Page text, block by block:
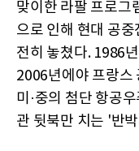
맞이한 라팔 프로그
으로 인해 현대 공
전히 놓쳤다. 1986
2006년에야 프랑스
미·중의 첨단 항공
관 뒷북만 치는 '반